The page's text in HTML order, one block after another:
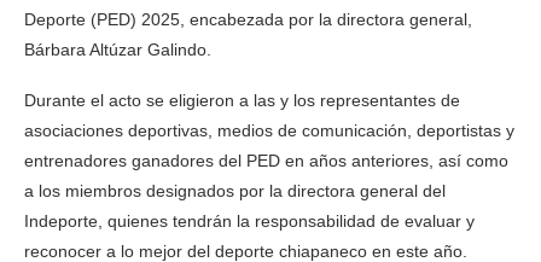
Deporte (PED) 2025, encabezada por la directora general,
Bárbara Altúzar Galindo.
Durante el acto se eligieron a las y los representantes de
asociaciones deportivas, medios de comunicación, deportistas y
entrenadores ganadores del PED en años anteriores, así como
a los miembros designados por la directora general del
Indeporte, quienes tendrán la responsabilidad de evaluar y
reconocer a lo mejor del deporte chiapaneco en este año.